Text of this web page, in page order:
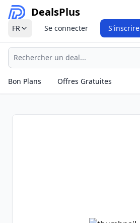
DealsPlus
FR Se connecter S'inscrire
Recherche
Bon Plans
Offres Gratuites